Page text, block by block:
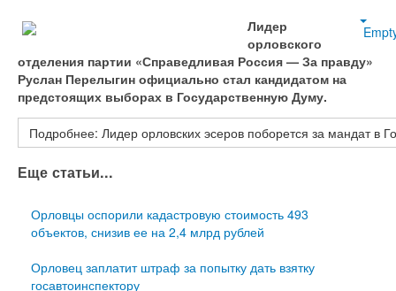
Лидер
орловского
отделения партии «Справедливая Россия — За правду»
Руслан Перелыгин официально стал кандидатом на
предстоящих выборах в Государственную Думу.
Подробнее: Лидер орловских эсеров поборется за мандат в
Еще статьи...
Орловцы оспорили кадастровую стоимость 493
объектов, снизив ее на 2,4 млрд рублей
Орловец заплатит штраф за попытку дать взятку
госавтоинспектору